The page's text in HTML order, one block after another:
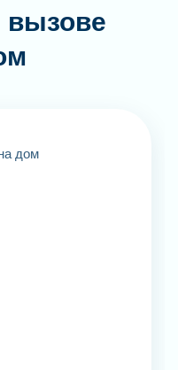
вызове
дом